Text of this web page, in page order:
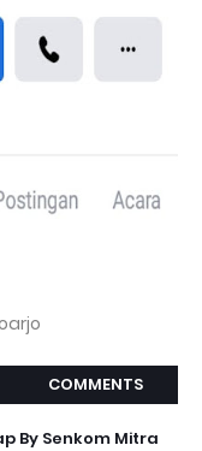
COMMENTS
By Senkom Mitra